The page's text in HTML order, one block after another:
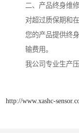
二、产品终身维
对超过质保期和
您的产品提供终
输费用。
我公司专业生产压
http://www.xashc-